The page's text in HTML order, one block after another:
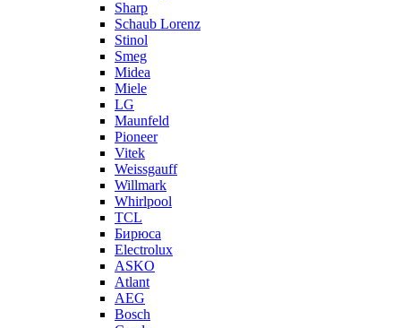
Sharp
Schaub Lorenz
Stinol
Smeg
Midea
Miele
LG
Maunfeld
Pioneer
Vitek
Weissgauff
Willmark
Whirlpool
TCL
Бирюса
Electrolux
ASKO
Atlant
AEG
Bosch